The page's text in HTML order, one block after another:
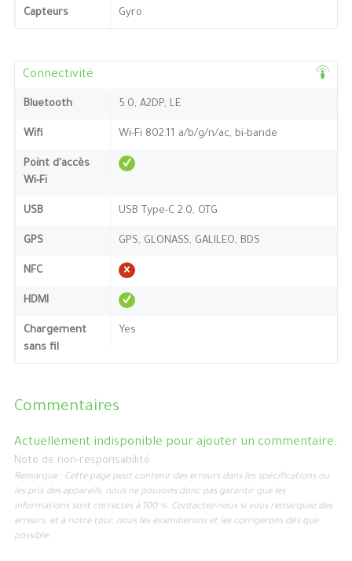
Capteurs Gyro
Connectivité
Bluetooth 5.0, A2DP, LE
Wifi Wi-Fi 802.11 a/b/g/n/ac, bi-bande
Point d'accès
Wi-Fi
USB USB Type-C 2.0, OTG
GPS GPS, GLONASS, GALILEO, BDS
NFC
HDMI
Chargement
sans fil
Yes
Commentaires
Actuellement indisponible pour ajouter un commentaire.
Note de non-responsabilité
Remarque : Cette page peut contenir des erreurs dans les spécifications ou
les prix des appareils, nous ne pouvons donc pas garantir que les
informations sont correctes à 100 %. Contactez-nous si vous remarquez des
erreurs, et à notre tour, nous les examinerons et les corrigerons dès que
possible.